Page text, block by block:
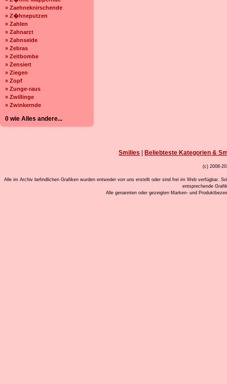
» Zaehneknirschende
» Z�hneputzen
» Zahlen
» Zahnarzt
» Zahnseide
» Zebras
» Zeitbombe
» Zensiert
» Ziegen
» Zopf
» Zunge-raus
» Zwillinge
» Zwinkernde
0 wie Alles andere...
Smilies Beliebteste Kategorien &
(c) 2008-
Alle im Archiv befindlichen Grafiken wurden entweder von uns erstellt oder sind frei im Web verfügbar.
entsprechende
Alle genannten oder gezeigten Marken- und